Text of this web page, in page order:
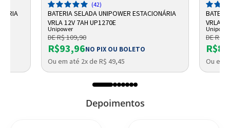
(42)
BATERIA SELADA UNIPOWER ESTACIONÁRIA
VRLA 12V 7AH UP1270E
Unipower
DE R$ 109,90
R$93,96NO PIX OU BOLETO
Ou em até 2x de R$ 49,45
VRLA
DE R$
Ou em
Depoimentos